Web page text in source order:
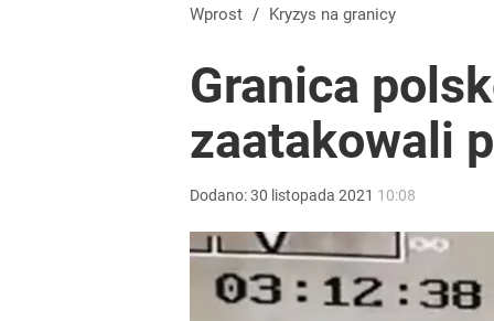
Ile kosztowały obchody rocznicy Nawrockiego?
Wrze po roku Nawrockiego. „Największa hańba”
Farmacja: wzrost pod presją. co czeka branżę do
Wprost / Kryzys na granicy
Granica
zaatakowali
Dodano:30 listopada 2021 10:08